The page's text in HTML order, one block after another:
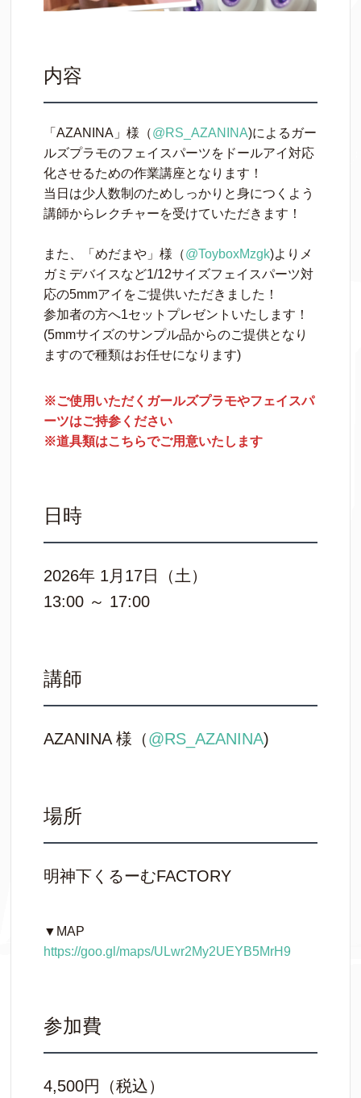
内容
「AZANINA」様（@RS_AZANINA)によるガー
ルズプラモのフェイスパーツをドールアイ対応
化させるための作業講座となります！
当日は少人数制のためしっかりと身につくよう
講師からレクチャーを受けていただきます！
また、「めだまや」様（@ToyboxMzgk)よりメ
ガミデバイスなど1/12サイズフェイスパーツ対
応の5mmアイをご提供いただきました！
参加者の方へ1セットプレゼントいたします！
(5mmサイズのサンプル品からのご提供となり
ますので種類はお任せになります)
※ご使用いただくガールズプラモやフェイスパ
ーツはご持参ください
※道具類はこちらでご用意いたします
日時
2026年 1月17日（土）
13:00 ～ 17:00
講師
AZANINA 様（@RS_AZANINA)
場所
明神下くるーむFACTORY
▼MAP
https://goo.gl/maps/ULwr2My2UEYB5MrH9
参加費
4,500円（税込）